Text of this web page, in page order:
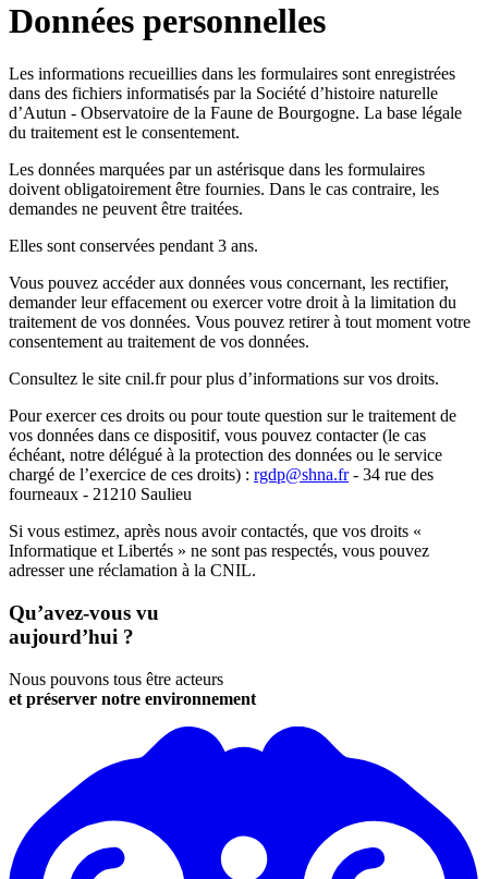
Données personnelles
Les informations recueillies dans les formulaires sont enregistrées
dans des fichiers informatisés par la Société d’histoire naturelle
d’Autun - Observatoire de la Faune de Bourgogne. La base légale
du traitement est le consentement.
Les données marquées par un astérisque dans les formulaires
doivent obligatoirement être fournies. Dans le cas contraire, les
demandes ne peuvent être traitées.
Elles sont conservées pendant 3 ans.
Vous pouvez accéder aux données vous concernant, les rectifier,
demander leur effacement ou exercer votre droit à la limitation du
traitement de vos données. Vous pouvez retirer à tout moment votre
consentement au traitement de vos données.
Consultez le site cnil.fr pour plus d’informations sur vos droits.
Pour exercer ces droits ou pour toute question sur le traitement de
vos données dans ce dispositif, vous pouvez contacter (le cas
échéant, notre délégué à la protection des données ou le service
chargé de l’exercice de ces droits) : rgdp@shna.fr- 34 rue des
fourneaux - 21210 Saulieu
Si vous estimez, après nous avoir contactés, que vos droits «
Informatique et Libertés » ne sont pas respectés, vous pouvez
adresser une réclamation à la CNIL.
Qu’avez-vous vu
aujourd’hui ?
Nous pouvons tous être acteurs
et préserver notre environnement